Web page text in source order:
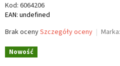
Kod: 6064206
EAN: undefined
Średnia
produktu
wynosi
Brak ocenySzczegóły oceny Marka:
Nowość